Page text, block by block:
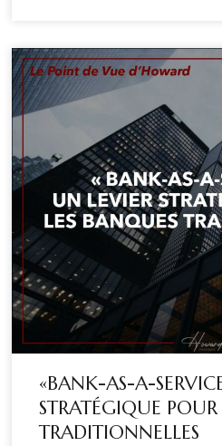
«BANK-AS-A-
STRATÉGIQUE
TRADITIONNELLES